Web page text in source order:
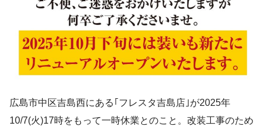
広島市中区吉島西にある｢フレスタ吉島店｣が2025年
10/7(火)17時をもって一時休業とのこと。改装工事のため